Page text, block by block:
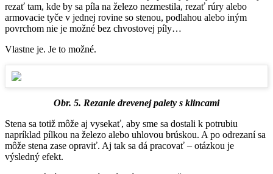
rezať tam, kde by sa píla na železo nezmestila, rezať rúry alebo
armovacie tyče v jednej rovine so stenou, podlahou alebo iným
povrchom nie je možné bez chvostovej píly…
Vlastne je. Je to možné.
Obr. 5. Rezanie drevenej palety s klincami
Stena sa totiž môže aj vysekať, aby sme sa dostali k potrubiu
napríklad pílkou na železo alebo uhlovou brúskou. A po odrezaní sa
môže stena zase opraviť. Aj tak sa dá pracovať – otázkou je
výsledný efekt.